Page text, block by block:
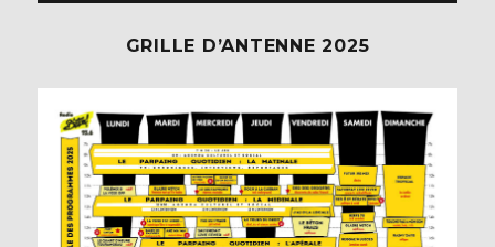
GRILLE D’ANTENNE 2025